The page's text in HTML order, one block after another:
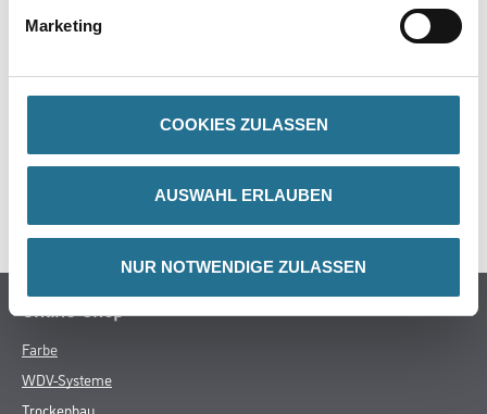
Marketing
COOKIES ZULASSEN
AUSWAHL ERLAUBEN
NUR NOTWENDIGE ZULASSEN
GEFAHRENHINWEISE
Online-Shop
Farbe
WDV-Systeme
Trockenbau